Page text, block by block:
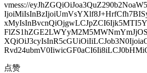
vmess://
点赞